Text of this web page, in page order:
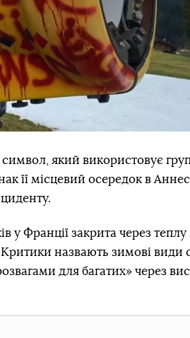
який використовує
її місцевий осередок в
у Франції закрита через теплу
назвають зимові види
для багатих» через